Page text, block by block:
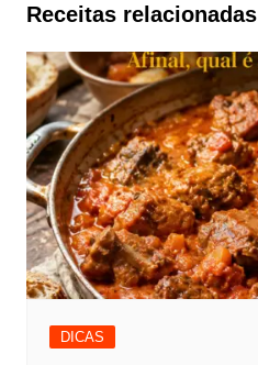
Receitas relacionadas
DICAS